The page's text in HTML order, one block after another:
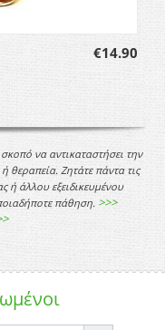
€14.90
να αντικαταστήσει την
θεραπεία. Ζητάτε πάντα τις
ή άλλου εξειδικευμένου
πάθηση. >>>